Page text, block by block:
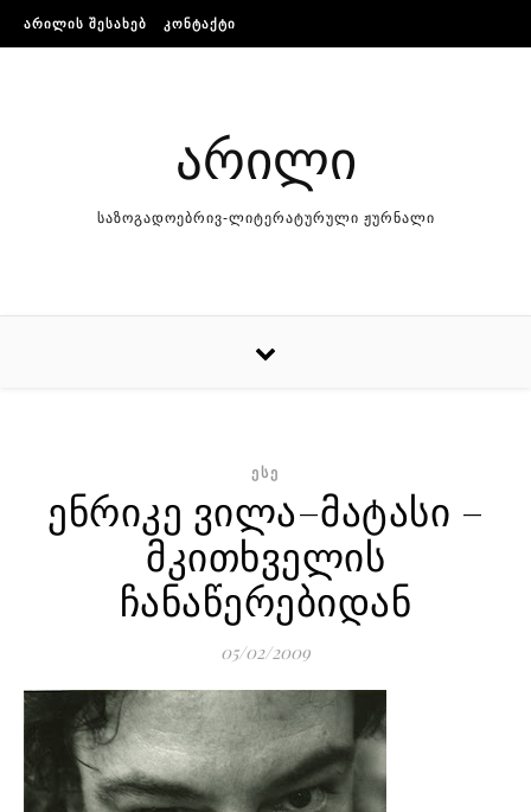
Skip to content
ᲐᲠᲘᲚᲘᲡ ᲨᲔᲡᲐᲮᲔᲑ ᲙᲝᲜᲢᲐᲥᲢᲘ
არილი
საზოგადოებრივ-ლიტერატურული ჟურნალი
ᲔᲡᲔ
ენრიკე ვილა–მატასი –
მკითხველის
ჩანაწერებიდან
05/02/2009